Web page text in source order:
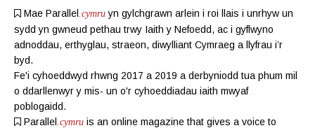
Mae Parallel .cymru yn gylchgrawn arlein i roi llais i unrhyw un
sydd yn gwneud pethau trwy Iaith y Nefoedd, ac i gyflwyno
adnoddau, erthyglau, straeon, diwylliant Cymraeg a llyfrau i’r
byd.
Fe'i cyhoeddwyd rhwng 2017 a 2019 a derbyniodd tua phum mil
o ddarllenwyr y mis- un o'r cyhoeddiadau iaith mwyaf
poblogaidd.
Parallel .cymru is an online magazine that gives a voice to